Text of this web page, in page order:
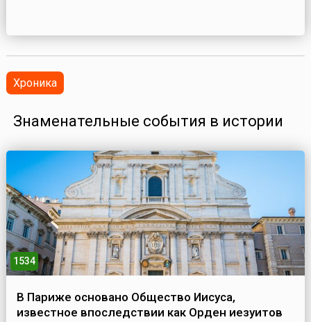
Хроника
Знаменательные события в истории
1534
В Париже основано Общество Иисуса,
известное впоследствии как Орден иезуитов